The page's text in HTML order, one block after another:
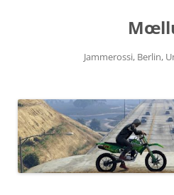
Jammerossi, Berlin,